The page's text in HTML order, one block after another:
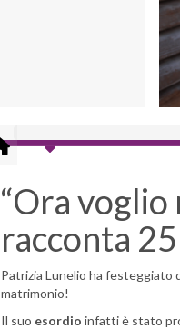
“Ora
racconta
Patrizia Lunelio ha festeggiato
matrimonio!
Il suo esordio infatti è stato